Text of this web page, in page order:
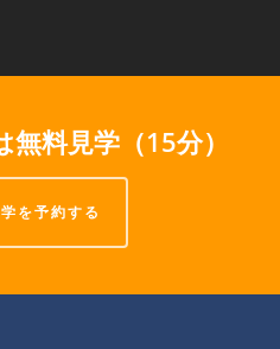
料見学（15分）
を予約する